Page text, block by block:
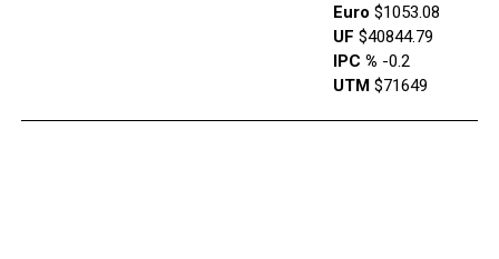
Euro $1053.08
UF $40844.79
IPC % -0.2
UTM $71649